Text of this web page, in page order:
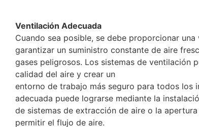
Ventilación Adecuada
Cuando sea posible, se debe proporcionar
garantizar un suministro constante de aire
gases peligrosos. Los sistemas de ventilación
calidad del aire y crear un
entorno de trabajo más seguro para todos los
adecuada puede lograrse mediante la
de sistemas de extracción de aire o la
permitir el flujo de aire.